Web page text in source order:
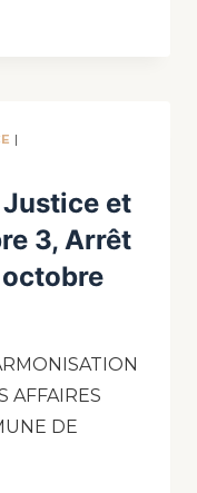
|
et
3, Arrêt
AFFAIRES
DE